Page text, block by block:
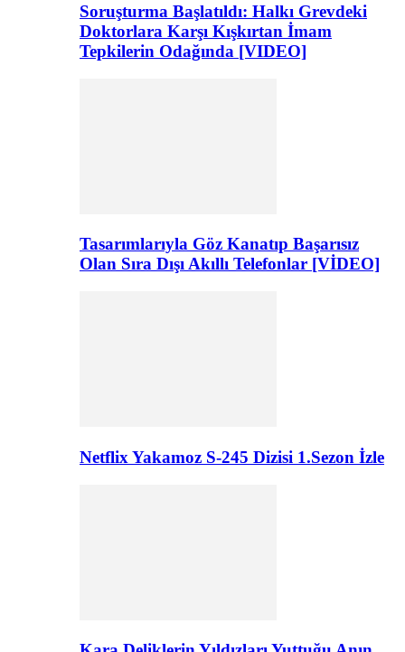
Soruşturma Başlatıldı: Halkı Grevdeki
Doktorlara Karşı Kışkırtan İmam
Tepkilerin Odağında [VIDEO]
Tasarımlarıyla Göz Kanatıp Başarısız
Olan Sıra Dışı Akıllı Telefonlar [VİDEO]
Netflix Yakamoz S-245 Dizisi 1.Sezon İzle